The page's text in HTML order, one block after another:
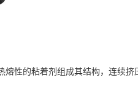
性的粘着剂组成其结构，连续